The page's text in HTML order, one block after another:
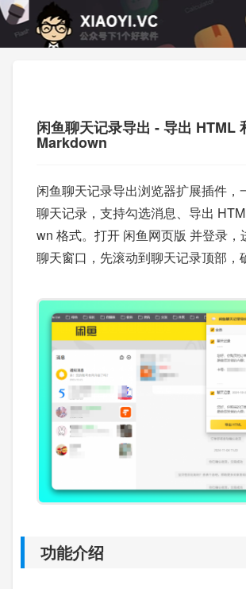
闲鱼聊天记录导出 - 导出 HTML
Markdown
闲鱼聊天记录导出浏览器扩展插件，
聊天记录，支持勾选消息、导出
wn 格式。打开 闲鱼网页版 并登录，
聊天窗口，先滚动到聊天记录顶部，
出。
功能介绍